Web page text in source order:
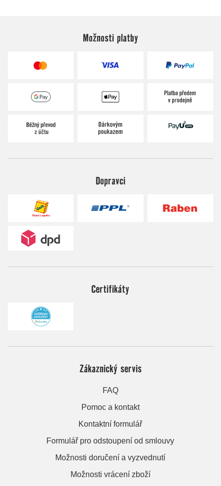
Možnosti platby
Dopravci
Certifikáty
Zákaznický servis
FAQ
Pomoc a kontakt
Kontaktní formulář
Formulář pro odstoupení od smlouvy
Možnosti doručení a vyzvednutí
Možnosti vrácení zboží